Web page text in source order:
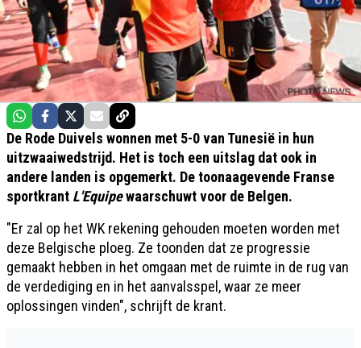
De Rode Duivels wonnen met 5-0 van Tunesië in hun
uitzwaaiwedstrijd. Het is toch een uitslag dat ook in
andere landen is opgemerkt. De toonaagevende Franse
sportkrant L'Equipewaarschuwt voor de Belgen.
"Er zal op het WK rekening gehouden moeten worden met
deze Belgische ploeg. Ze toonden dat ze progressie
gemaakt hebben in het omgaan met de ruimte in de rug van
de verdediging en in het aanvalsspel, waar ze meer
oplossingen vinden", schrijft de krant.